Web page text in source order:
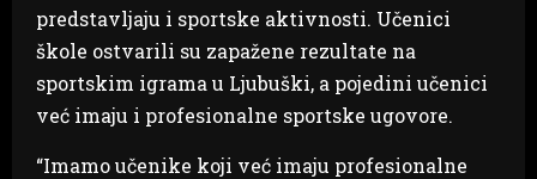
predstavljaju i sportske aktivnosti. Učenici
škole ostvarili su zapažene rezultate na
sportskim igrama u Ljubuški, a pojedini učenici
već imaju i profesionalne sportske ugovore.
“Imamo učenike koji već imaju profesionalne